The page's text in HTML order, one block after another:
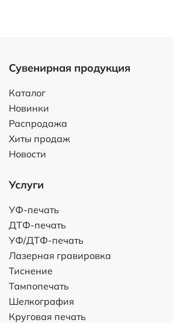
Сувенирная продукция
Каталог
Новинки
Распродажа
Хиты продаж
Новости
Услуги
УФ-печать
ДТФ-печать
УФ/ДТФ-печать
Лазерная гравировка
Тиснение
Тампопечать
Шелкография
Круговая печать